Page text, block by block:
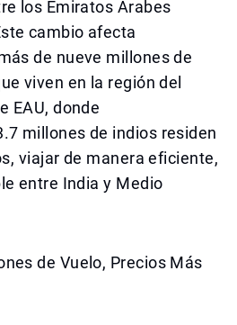
los Emiratos Árabes
cambio afecta
de nueve millones de
viven en la región del
EAU, donde
millones de indios residen
viajar de manera eficiente,
entre India y Medio
de Vuelo, Precios Más